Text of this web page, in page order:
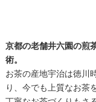
京都の老舗井六園の煎
術。
お茶の産地宇治は徳川
り、今でも上質なお茶